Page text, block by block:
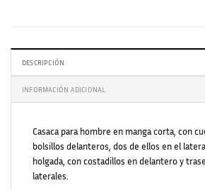
DESCRIPCIÓN
INFORMACIÓN ADICIONAL
Casaca para hombre en manga corta, con
bolsillos delanteros, dos de ellos en el
holgada, con costadillos en delantero y
laterales.